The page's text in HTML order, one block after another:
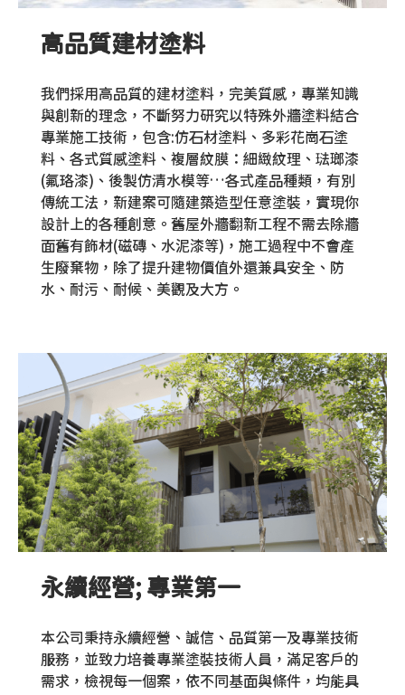
高品質建材塗料
我們採用高品質的建材塗料，完美質感，專業知識
與創新的理念，不斷努力研究以特殊外牆塗料結合
專業施工技術，包含:仿石材塗料、多彩花崗石塗
料、各式質感塗料、複層紋膜：細緻紋理、琺瑯漆
(氟珞漆)、後製仿清水模等…各式產品種類，有別
傳統工法，新建案可隨建築造型任意塗裝，實現你
設計上的各種創意。舊屋外牆翻新工程不需去除牆
面舊有飾材(磁磚、水泥漆等)，施工過程中不會產
生廢棄物，除了提升建物價值外還兼具安全、防
水、耐污、耐候、美觀及大方。
永續經營; 專業第一
本公司秉持永續經營、誠信、品質第一及專業技術
服務，並致力培養專業塗裝技術人員，滿足客戶的
需求，檢視每一個案，依不同基面與條件，均能具